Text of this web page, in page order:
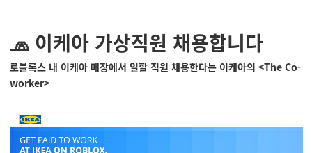
🧢 이케아 가상직원 채용합니다
로블록스 내 이케아 매장에서 일할 직원 채용한다는 이케아의 <The Co-
worker>